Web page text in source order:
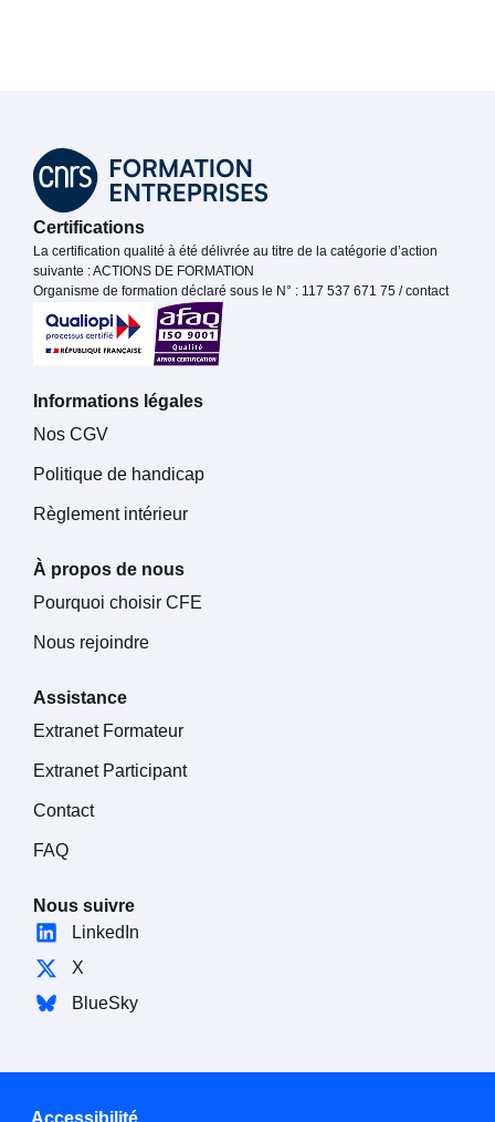
Certifications
La certification qualité à été délivrée au titre de la catégorie d’action
suivante : ACTIONS DE FORMATION
Organisme de formation déclaré sous le N° : 117 537 671 75 / contact
Informations légales
Nos CGV
Politique de handicap
Règlement intérieur
À propos de nous
Pourquoi choisir CFE
Nous rejoindre
Assistance
Extranet Formateur
Extranet Participant
Contact
FAQ
Nous suivre
LinkedIn
X
BlueSky